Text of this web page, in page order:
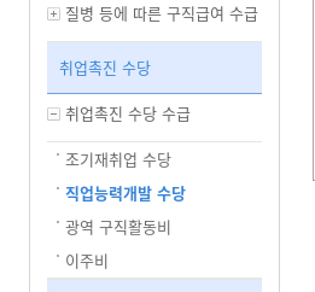
질병 등에 따른 구직급여 수급
취업촉진 수당
취업촉진 수당 수급
조기재취업 수당
직업능력개발 수당
광역 구직활동비
이주비